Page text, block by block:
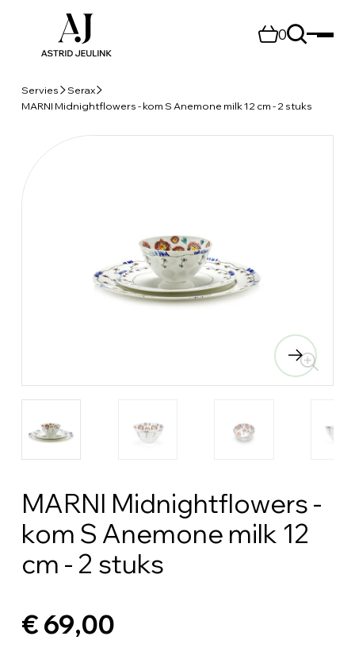
0
Servies
Serax
MARNI Midnightflowers - kom S Anemone milk 12 cm - 2 stuks
MARNI Midnightflowers -
kom S Anemone milk 12
cm - 2 stuks
€ 69,00